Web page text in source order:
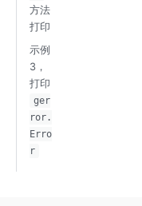
方法
打印
示例
3，
打印
ger
ror.
Erro
r